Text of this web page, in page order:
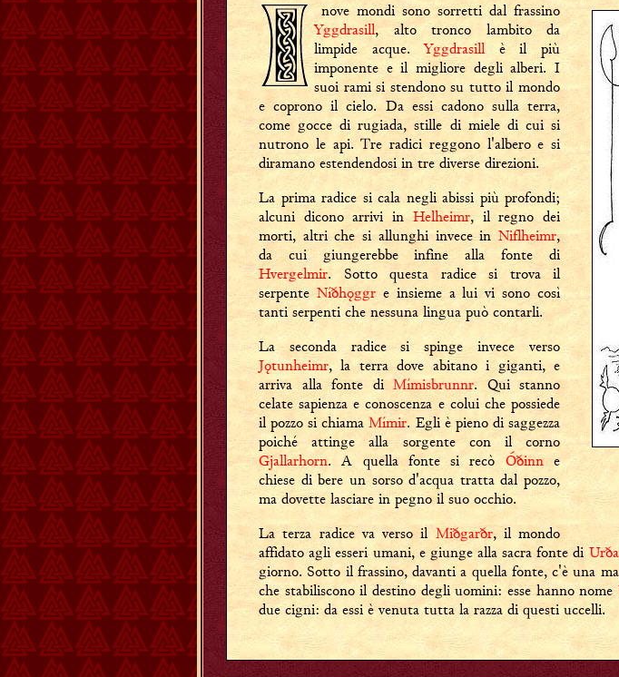
nove mondi sono sorretti dal frassino
Yggdrasill, alto tronco lambito da
limpide acque.Yggdrasill è il più
imponente e il migliore degli alberi. I
suoi rami si stendono su tutto il mondo
e coprono il cielo. Da essi cadono sulla terra,
come gocce di rugiada, stille di miele di cui si
nutrono le api. Tre radici reggono l'albero e si
diramano estendendosi in tre diverse direzioni.
La prima radice si cala negli abissi più profondi;
alcuni dicono arrivi inHelheimr, il regno dei
morti, altri che si allunghi invece in Niflheimr,
da cui giungerebbe infine alla fonte di
Hvergelmir. Sotto questa radice si trova il
serpente Níðhǫggre insieme a lui vi sono così
tanti serpenti che nessuna lingua può contarli.
La seconda radice si spinge invece verso
Jǫtunheimr, la terra dove abitano i giganti, e
arriva alla fonte di Mímisbrunnr. Qui stanno
celate sapienza e conoscenza e colui che possiede
il pozzo si chiamaMímir. Egli è pieno di saggezza
poiché attinge alla sorgente con il corno
Gjallarhorn. A quella fonte si recò Óðinne
chiese di bere un sorso d'acqua tratta dal pozzo,
ma dovette lasciare in pegno il suo occhio.
La terza radice va verso il Miðgarðr, il mondo
affidato agli esseri umani, e giunge alla sacra fonte di
giorno. Sotto il frassino, davanti a quella fonte, c'è una
che stabiliscono il destino degli uomini: esse hanno nome
due cigni: da essi è venuta tutta la razza di questi uccelli.